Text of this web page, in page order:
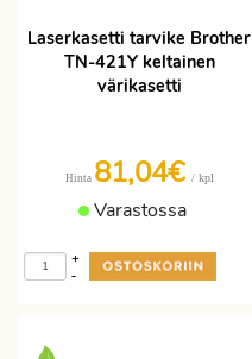
Laserkasetti tarvike Brother
TN-421Y keltainen
värikasetti
Hinta 81,04€ / kpl
Varastossa
-
+